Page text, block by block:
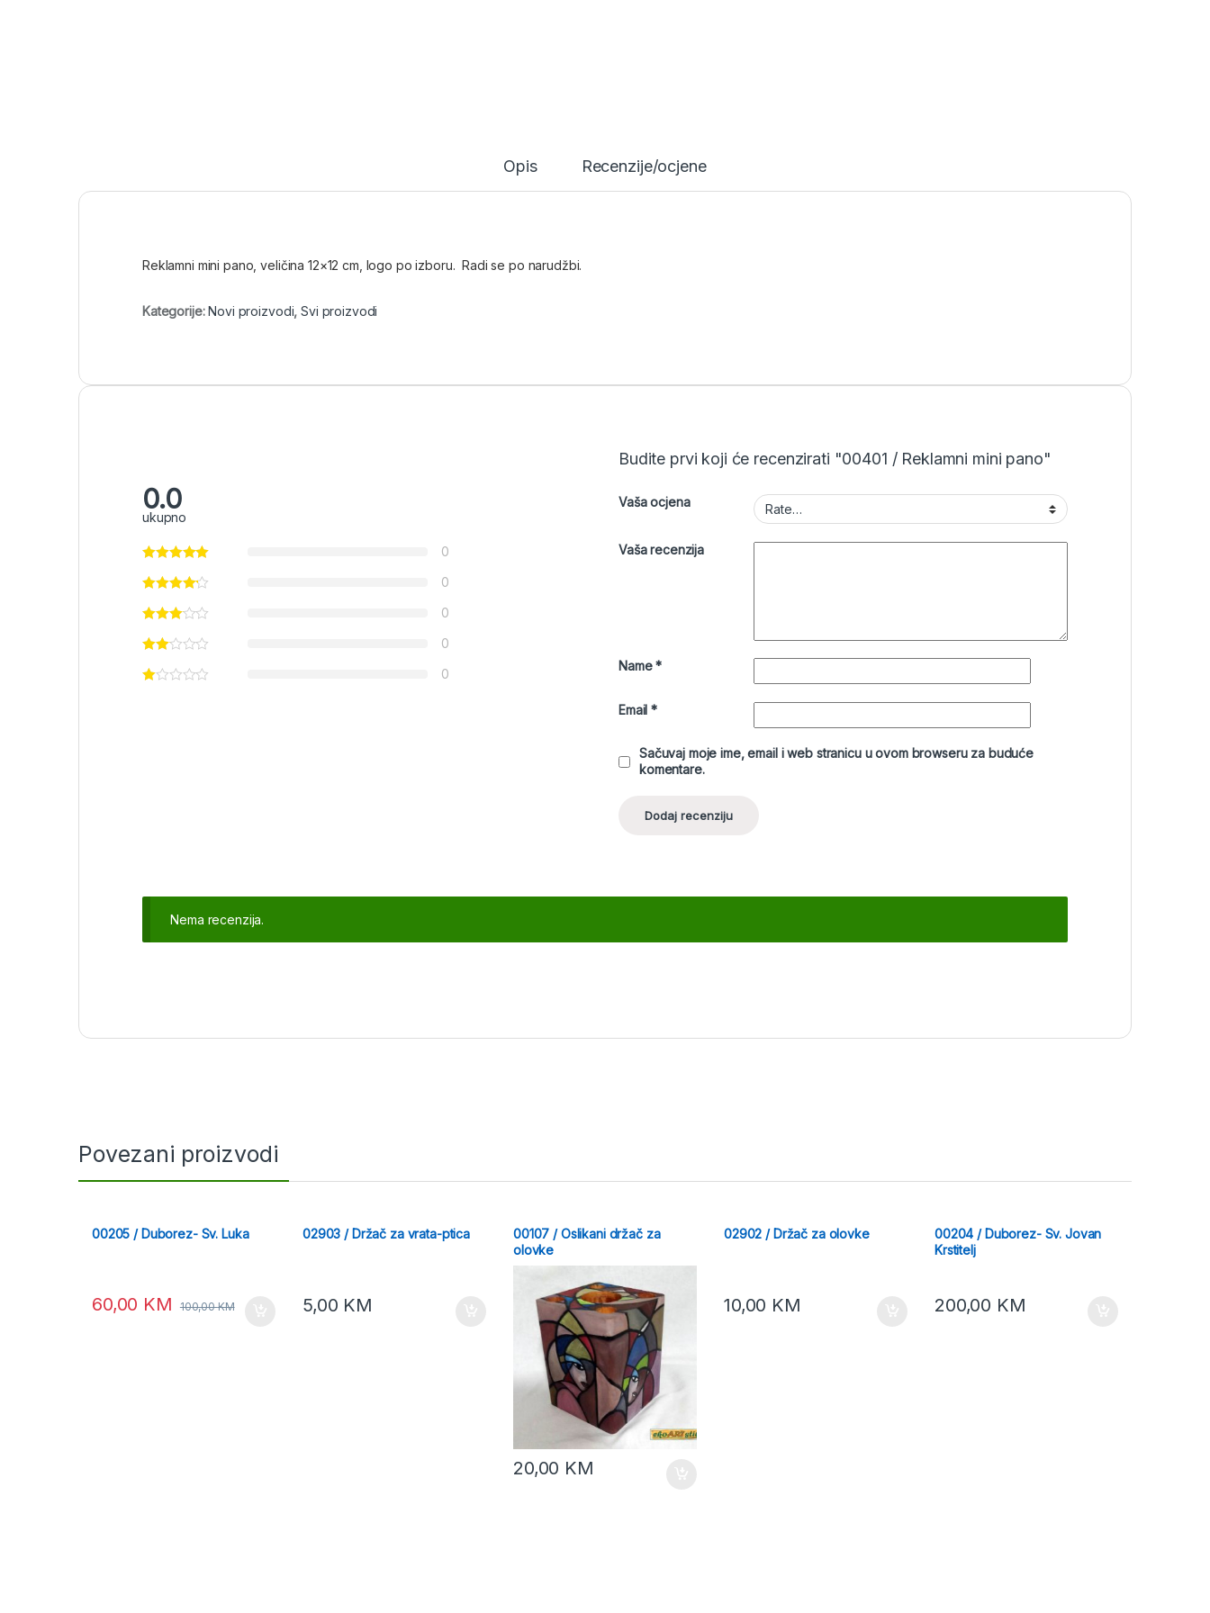
Opis Recenzije/ocjene
Reklamni mini pano, veličina 12×12 cm, logo po izboru. Radi se po narudžbi.
Kategorije:Novi proizvodi,Svi proizvodi
0.0
ukupno
0
0
0
0
0
Budite prvi koji će recenzirati "00401 / Reklamni mini pano"
Vaša ocjena
Vaša recenzija
Name*
Email*
Sačuvaj moje ime, email i web stranicu u ovom browseru za buduće
komentare.
Nema recenzija.
Povezani proizvodi
00205 / Duborez- Sv. Luka
60,00 KM 100,00KM
02903 / Držač za vrata-ptica
5,00 KM
00107 / Oslikani držač za
olovke
20,00 KM
02902 / Držač za olovke
10,00 KM
00204 / Duborez- Sv. Jovan
Krstitelj
200,00 KM